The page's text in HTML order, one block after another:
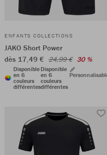
ENFANTS COLLECTIONS
JAKO Short Power
dès 17,49 € 24,99 € 30 %
Disponible
en 6
couleurs
différentes
Disponible
en 6
couleurs
différentes